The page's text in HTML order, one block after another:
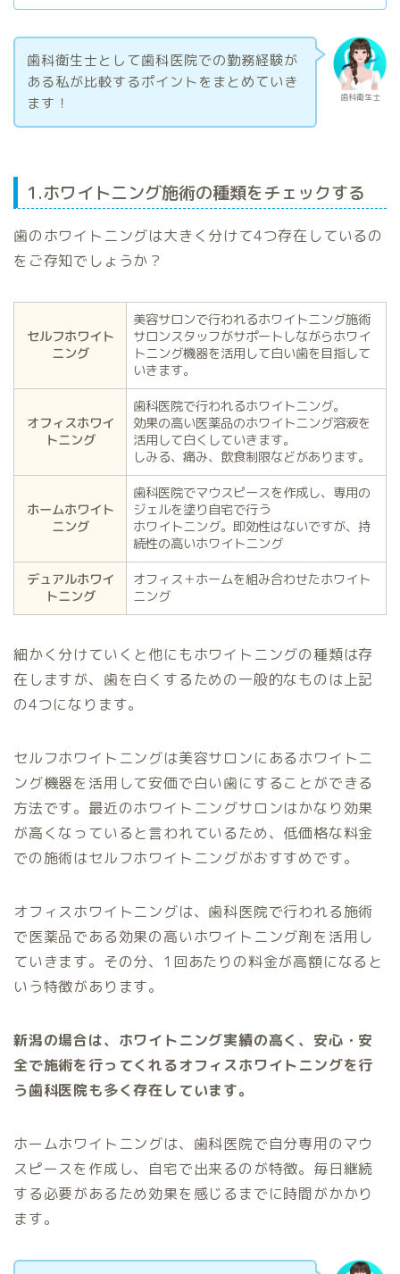
歯科衛生士
歯科衛生士として歯科医院での勤務経験が
ある私が比較するポイントをまとめていき
ます！
1.ホワイトニング施術の種類をチェックする
歯のホワイトニングは大きく分けて4つ存在しているの
をご存知でしょうか？
セルフホワイト
ニング
美容サロンで行われるホワイトニング施術
サロンスタッフがサポートしながらホワイ
トニング機器を活用して白い歯を目指して
いきます。
オフィスホワイ
トニング
歯科医院で行われるホワイトニング。
効果の高い医薬品のホワイトニング溶液を
活用して白くしていきます。
しみる、痛み、飲食制限などがあります。
ホームホワイト
ニング
歯科医院でマウスピースを作成し、専用の
ジェルを塗り自宅で行う
ホワイトニング。即効性はないですが、持
続性の高いホワイトニング
デュアルホワイ
トニング
オフィス＋ホームを組み合わせたホワイト
ニング
細かく分けていくと他にもホワイトニングの種類は存
在しますが、歯を白くするための一般的なものは上記
の4つになります。
セルフホワイトニングは美容サロンにあるホワイトニ
ング機器を活用して安価で白い歯にすることができる
方法です。最近のホワイトニングサロンはかなり効果
が高くなっていると言われているため、低価格な料金
での施術はセルフホワイトニングがおすすめです。
オフィスホワイトニングは、歯科医院で行われる施術
で医薬品である効果の高いホワイトニング剤を活用し
ていきます。その分、1回あたりの料金が高額になると
いう特徴があります。
新潟の場合は、ホワイトニング実績の高く、安心・安
全で施術を行ってくれるオフィスホワイトニングを行
う歯科医院も多く存在しています。
ホームホワイトニングは、歯科医院で自分専用のマウ
スピースを作成し、自宅で出来るのが特徴。毎日継続
する必要があるため効果を感じるまでに時間がかかり
ます。